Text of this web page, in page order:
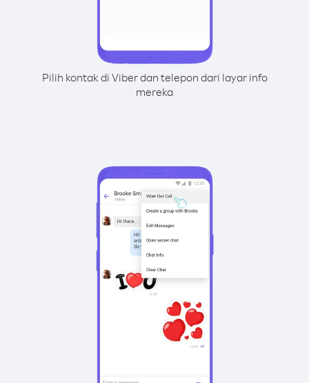
Pilih kontak di Viber dan telepon dari layar info
mereka